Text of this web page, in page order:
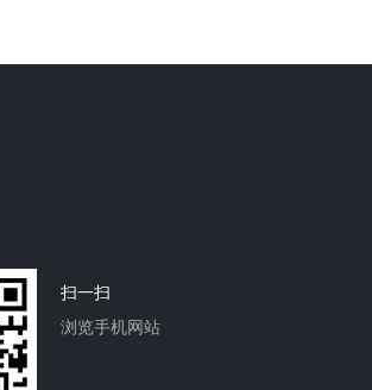
扫一扫
浏览手机网站